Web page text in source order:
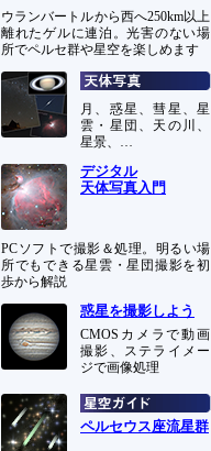
ウランバートルから西へ250km以上
離れたゲルに連泊。光害のない場
所でペルセ群や星空を楽しめます
月、惑星、彗星、星
雲・星団、天の川、
星景、…
デジタル
天体写真入門
PCソフトで撮影＆処理。明るい場
所でもできる星雲・星団撮影を初
歩から解説
惑星を撮影しよう
CMOSカメラで動画
撮影、ステライメー
ジで画像処理
ペルセウス座流星群